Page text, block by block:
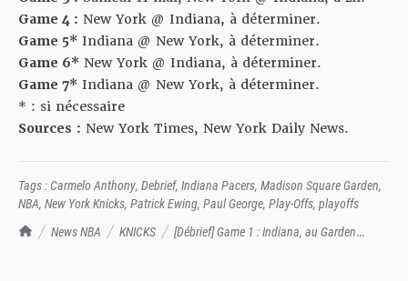
TrashTalk Actu NBA
News NBA KNICKS
[Débrief] Game 1 : Indiana, au Garden
Game 4 : New York @ Indiana, à déterminer.
Game 5* Indiana @ New York, à déterminer.
Game 6* New York @ Indiana, à déterminer.
Game 7* Indiana @ New York, à déterminer.
* : si nécessaire
Sources : New York Times, New York Daily News.
Tags :Carmelo Anthony, Debrief, Indiana Pacers, Madison Square Garden,
NBA, New York Knicks, Patrick Ewing, Paul George, Play-Offs, playoffs